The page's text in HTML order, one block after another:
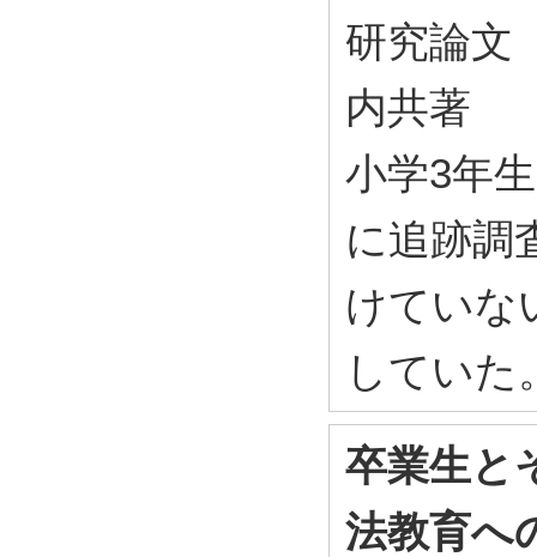
研究論文
内共著
小学3年
に追跡調
けていな
していた
卒業生と
法教育